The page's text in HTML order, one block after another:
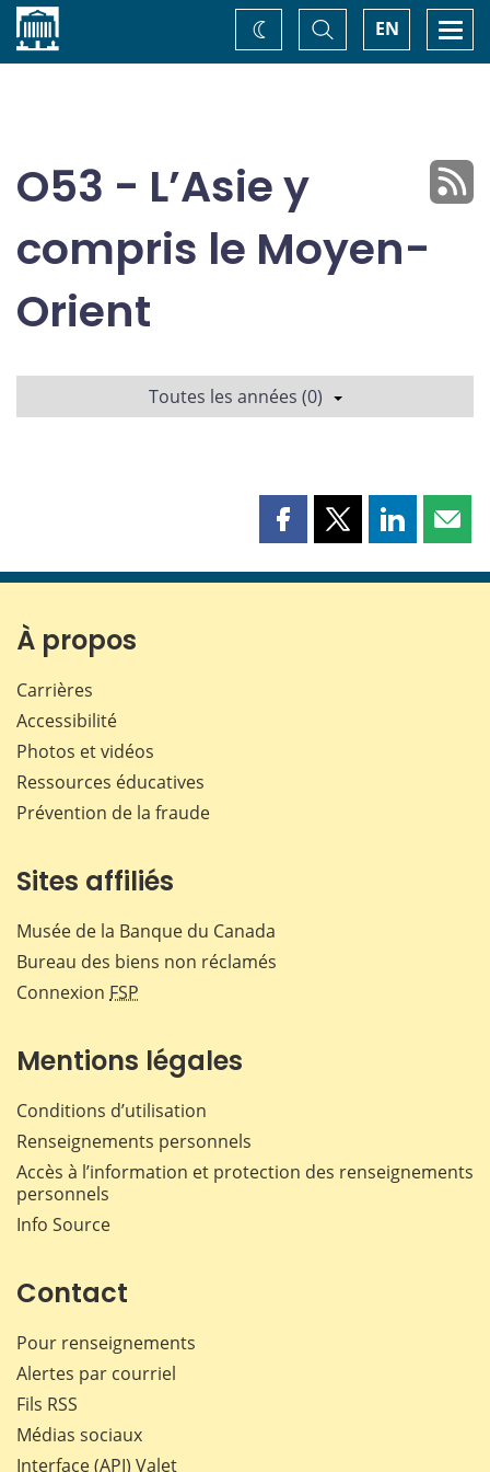
Accueil EN
Basculer
la
recherche
Changez
de
O53 - L’Asie y
compris le Moyen-
Orient
Toutes les années (0)
Partager
page
Partager
page
Partager
page page
À propos
Carrières
Accessibilité
Photos et vidéos
Ressources éducatives
Prévention de la fraude
Sites affiliés
Musée de la Banque du Canada
Bureau des biens non réclamés
Connexion FSP
Mentions légales
Conditions d’utilisation
Renseignements personnels
Accès à l’information et protection des renseignements
personnels
Info Source
Contact
Pour renseignements
Alertes par courriel
Fils RSS
Médias sociaux
Interface (API) Valet